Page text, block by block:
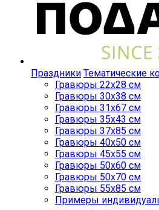
Праздники Тематические
Гравюры 22x28 см
Гравюры 30x38 см
Гравюры 31x67 см
Гравюры 35x43 см
Гравюры 37x85 см
Гравюры 40x50 см
Гравюры 45x55 см
Гравюры 50x60 см
Гравюры 50x70 см
Гравюры 55x85 см
Примеры